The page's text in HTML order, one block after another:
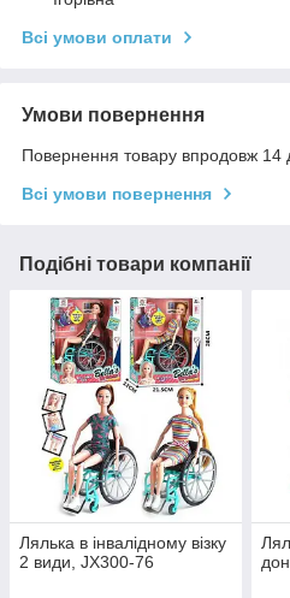
Всі умови оплати
Умови повернення
Повернення товару впродовж 14
Всі умови повернення
Подібні товари компанії
Лялька в інвалідному візку
2 види, JX300-76